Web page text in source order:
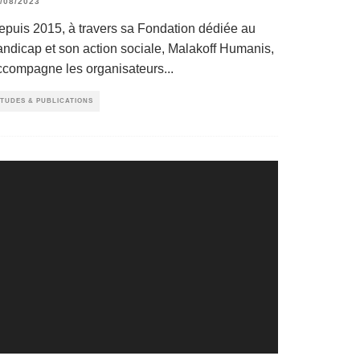
2015, à travers sa Fondation dédiée au
et son action sociale, Malakoff Humanis,
les organisateurs...
& PUBLICATIONS